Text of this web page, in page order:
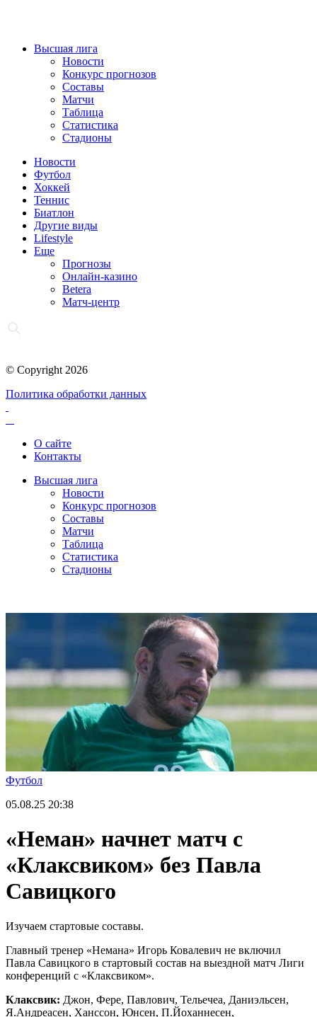
Высшая лига
Новости
Конкурс прогнозов
Составы
Матчи
Таблица
Статистика
Стадионы
Новости
Футбол
Хоккей
Теннис
Биатлон
Другие виды
Lifestyle
Еще
Прогнозы
Онлайн-казино
Betera
Матч-центр
© Copyright 2026
Политика обработки данных
О сайте
Контакты
Высшая лига
Новости
Конкурс прогнозов
Составы
Матчи
Таблица
Статистика
Стадионы
Футбол
05.08.25 20:38
«Неман» начнет матч с
«Клаксвиком» без Павла
Савицкого
Изучаем стартовые составы.
Главный тренер «Немана» Игорь Ковалевич не включил
Павла Савицкого в стартовый состав на выездной матч Лиги
конференций с «Клаксвиком».
Клаксвик: Джон, Фере, Павлович, Тельечеа, Даниэльсен,
Я.Андреасен, Ханссон, Юнсен, П.Йоханнесен,